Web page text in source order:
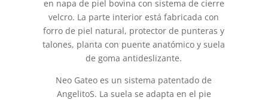
en napa de piel bovina con sistema de cierre
velcro. La parte interior está fabricada con
forro de piel natural, protector de punteras y
talones, planta con puente anatómico y suela
de goma antideslizante.
Neo Gateo es un sistema patentado de
AngelitoS. La suela se adapta en el pie